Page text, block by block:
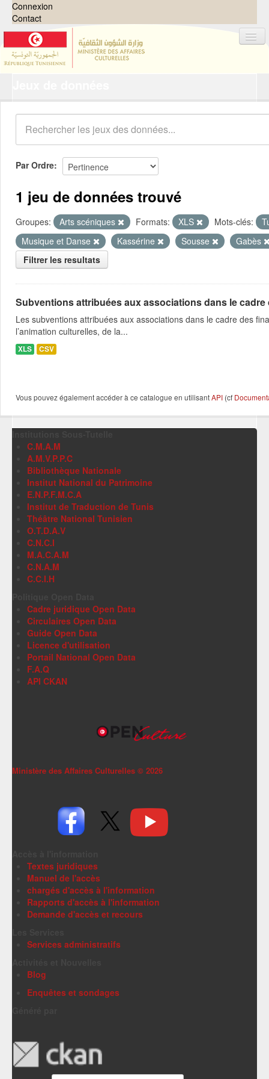
Connexion
Contact
Organisations
Groupes
Demandes 0
À propos
Par Ordre
1 jeu de données trouvé
Groupes: Arts scéniques Formats: XLS Mots-clés:
Musique et Danse
Kassérine Sousse
Gabès
Filtrer les resultats
Subventions attribuées aux associations dans le
Les subventions attribuées aux associations dans le cadre des
l’animation culturelles, de la...
XLS CSV
Vous pouvez également accéder à ce catalogue en utilisantAPI (cf
C.M.A.M
A.M.V.P.P.C
Bibliothèque Nationale
Institut National du Patrimoine
E.N.P.F.M.C.A
Institut de Traduction de Tunis
Théâtre National Tunisien
O.T.D.A.V
C.N.C.I
M.A.C.A.M
C.N.A.M
C.C.I.H
Cadre juridique Open Data
Circulaires Open Data
Guide Open Data
Licence d'utilisation
Portail National Open Data
F.A.Q
API CKAN
Ministère des Affaires Culturelles © 2026
Textes juridiques
Manuel de l'accès
chargés d'accès à l'information
Rapports d'accès à l'information
Demande d'accès et recours
Services administratifs
Blog
Enquêtes et sondages